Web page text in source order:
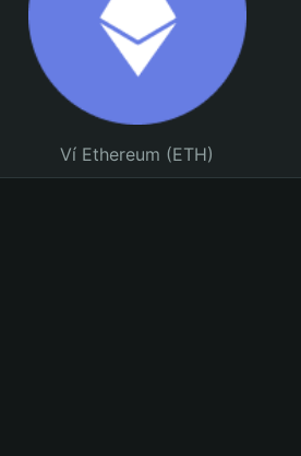
Ví Ethereum (ETH)